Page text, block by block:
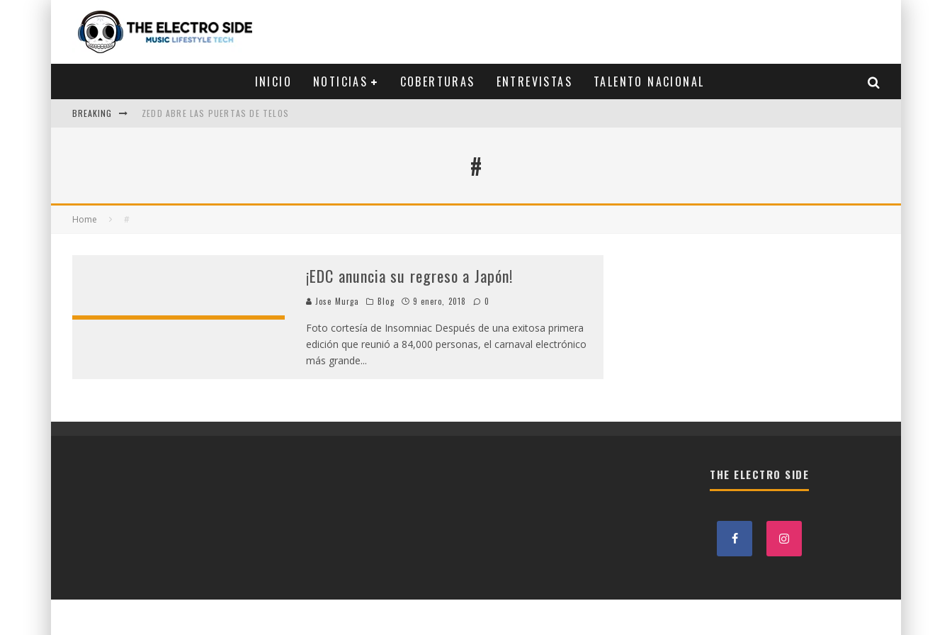
INICIO NOTICIAS COBERTURAS ENTREVISTAS TALENTO NACIONAL
BREAKING ZEDD ABRE LAS PUERTAS DE TELOS
#
Home #
¡EDC anuncia su regreso a Japón!
Jose Murga Blog 9 enero, 2018 0
Foto cortesía de Insomniac Después de una exitosa primera
edición que reunió a 84,000 personas, el carnaval electrónico
más grande...
THE ELECTRO SIDE